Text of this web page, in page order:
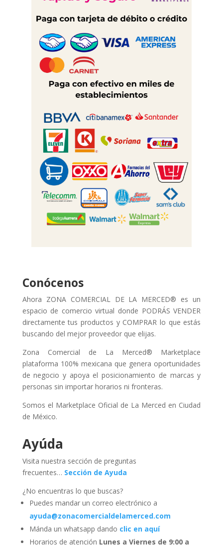
Conócenos
Ahora ZONA COMERCIAL DE LA MERCED® es un
espacio de comercio virtual donde PODRÁS VENDER
directamente tus productos y COMPRAR lo que estás
buscando del mejor proveedor que elijas.
Zona Comercial de La Merced® Marketplace
plataforma 100% mexicana que genera oportunidades
de negocio y apoya el posicionamiento de marcas y
personas sin importar horarios ni fronteras.
Somos el Marketplace Oficial de La Merced en Ciudad
de México.
Ayúda
Visita nuestra sección de preguntas
frecuentes… Sección de Ayuda
¿No encuentras lo que buscas?
Puedes mandar un correo electrónico a
ayuda@zonacomercialdelamerced.com
Mánda un whatsapp dando clic en aquí
Horarios de atención Lunes a Viernes de 9:00 a